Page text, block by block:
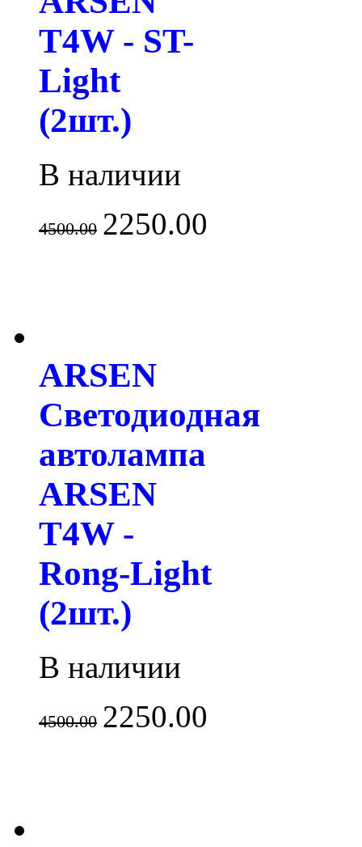
T4W - ST-
Light
(2шт.)
В наличии
4500.00 2250.00
ARSEN
Светодиодная
автолампа
ARSEN
T4W -
Rong-Light
(2шт.)
В наличии
4500.00 2250.00